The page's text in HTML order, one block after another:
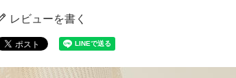
レビューを書く